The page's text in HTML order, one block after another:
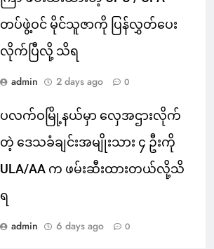
တပ်ဖွဲ့ဝင် မိုင်သူဇာကို ပြန်လွှတ်ပေး
လိုက်ပြီလို့ သိရ
admin 2 days ago 0
ပလက်ဝမြို့နယ်မှာ လှေအဌားလိုက်
တဲ့ ဒေသခံချင်းအမျိုးသား ၄ ဦးကို
ULA/AA က ဖမ်းဆီးထားတယ်လို့သိ
ရ
admin 6 days ago 0